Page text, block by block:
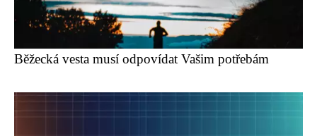
Běžecká vesta musí odpovídat Vašim potřebám